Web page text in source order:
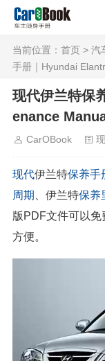
当前位置： 首页 > 汽
手册｜Hyundai
现代伊兰特保
enance
CarOBook
现代伊兰特保养手
周期
、伊兰特保养
版PDF文件可以
方便。